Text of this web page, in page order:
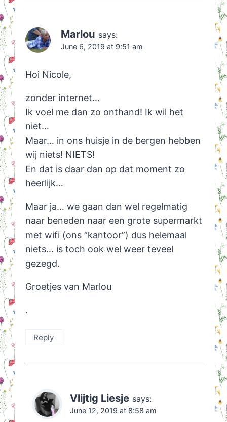
Marlou says:
June 6, 2019 at 9:51 am
Hoi Nicole,
zonder internet…
Ik voel me dan zo onthand! Ik wil het
niet…
Maar… in ons huisje in de bergen hebben
wij niets! NIETS!
En dat is daar dan op dat moment zo
heerlijk…
Maar ja… we gaan dan wel regelmatig
naar beneden naar een grote supermarkt
met wifi (ons “kantoor”) dus helemaal
niets… is toch ook wel weer teveel
gezegd.
Groetjes van Marlou
.
Reply
Vlijtig Liesje says:
June 12, 2019 at 8:58 am